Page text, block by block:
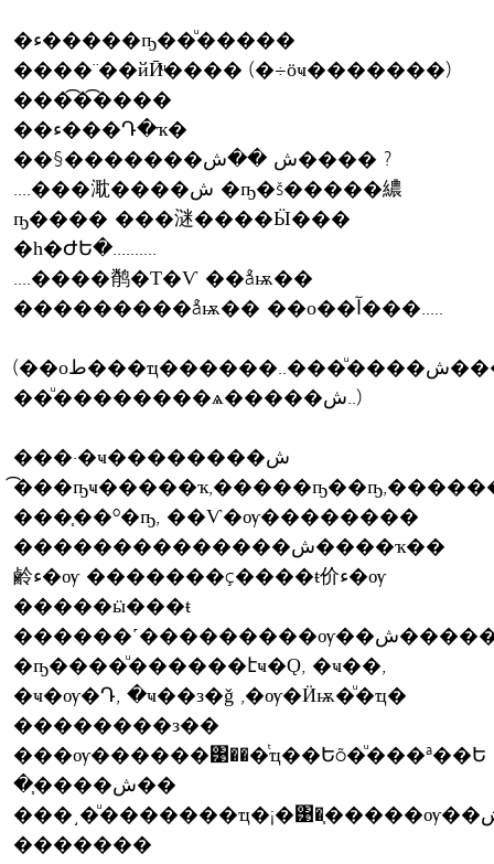
�ء�����ҧ��ͧ�����
����¨��йӢͧ���� (�÷ӧҹ�������)
���͡�͡����
��ء���Դ�ҡ�
��§�������ش ��ش���� ?
....���㴷����ش �ҧ�š�����繷
ҧ���� ���㴹����Ӹ���
�һ�ԺԵ�..........
....����鹡�Т�Ѵ ��ǻѭ��
���������ǻѭ�� ��о��آ���.....
(��оط���ҵ������..���ͧ����ش����
��ͧ��������ѧ�����ش..)
���·�ҹ��������ش
���֧��º�ҧ, ��Ѵ�ѹ��������
��������������ش����ҡ��
鹷ء�ѹ �������ç����ŧ价ء�ѹ
�����ӹ���ŧ
������˹���������ѹ��ش������ͧ���
�ҧ����ͧ������էҹ�Ǫ, �ҹ��,
�ҹ�ѹ�Դ, �ҹ��з�ǧ ,�ѹ�Ӥѭ�ͧ�ҵ�
��������з��
���ѹ������͹���ͭҵ��Եõ�ͧ���ª��Ե
�֧����ش��
���͵�ͧ�������ҵ�¡�͹�֧�����ѹ��ش��
�������